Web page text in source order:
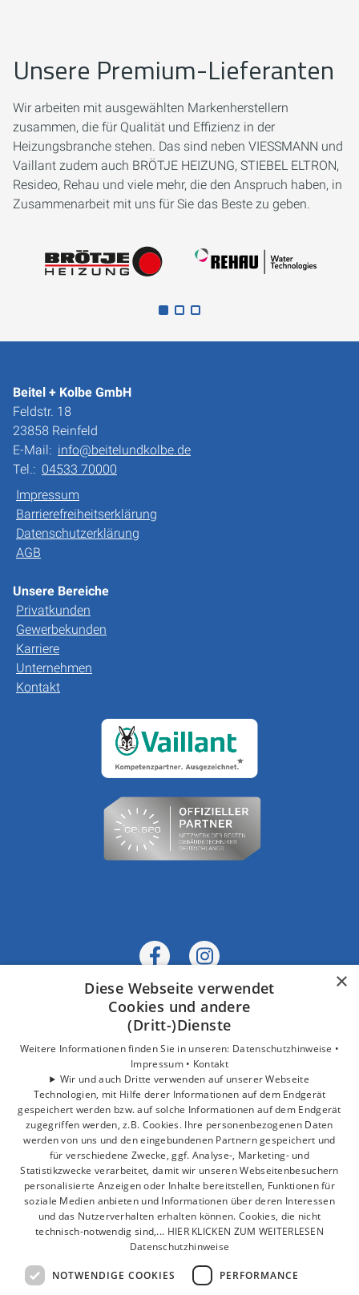
Unsere Premium-Lieferanten
Wir arbeiten mit ausgewählten Markenherstellern
zusammen, die für Qualität und Effizienz in der
Heizungsbranche stehen. Das sind neben VIESSMANN und
Vaillant zudem auch BRÖTJE HEIZUNG, STIEBEL ELTRON,
Resideo, Rehau und viele mehr, die den Anspruch haben, in
Zusammenarbeit mit uns für Sie das Beste zu geben.
Beitel + Kolbe GmbH
Feldstr. 18
23858 Reinfeld
E-Mail: info@beitelundkolbe.de
Tel.: 04533 70000
Impressum
Barrierefreiheitserklärung
Datenschutzerklärung
AGB
Unsere Bereiche
Privatkunden
Gewerbekunden
Karriere
Unternehmen
Kontakt
×
Diese Webseite verwendet
Cookies und andere
(Dritt-)Dienste
Weitere Informationen finden Sie in unseren: Datenschutzhinweise •
Impressum • Kontakt
Wir und auch Dritte verwenden auf unserer Webseite
Technologien, mit Hilfe derer Informationen auf dem Endgerät
gespeichert werden bzw. auf solche Informationen auf dem Endgerät
zugegriffen werden, z.B. Cookies. Ihre personenbezogenen Daten
werden von uns und den eingebundenen Partnern gespeichert und
für verschiedene Zwecke, ggf. Analyse-, Marketing- und
Statistikzwecke verarbeitet, damit wir unseren Webseitenbesuchern
personalisierte Anzeigen oder Inhalte bereitstellen, Funktionen für
soziale Medien anbieten und Informationen über deren Interessen
und das Nutzerverhalten erhalten können. Cookies, die nicht
technisch-notwendig sind,... HIER KLICKEN ZUM WEITERLESEN
Datenschutzhinweise
NOTWENDIGE COOKIES PERFORMANCE